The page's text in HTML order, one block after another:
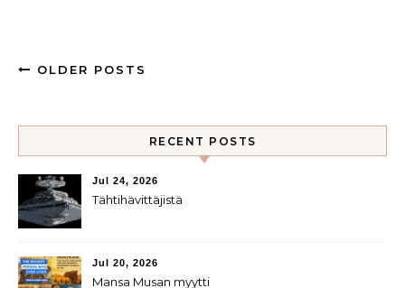
OLDER POSTS
RECENT POSTS
Jul 24, 2026
Tähtihävittäjistä
Jul 20, 2026
Mansa Musan myytti